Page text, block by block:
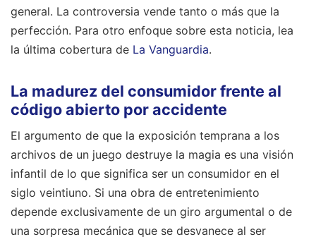
general. La controversia vende tanto o más que la
perfección. Para otro enfoque sobre esta noticia, lea
la última cobertura de La Vanguardia.
La madurez del consumidor frente al
código abierto por accidente
El argumento de que la exposición temprana a los
archivos de un juego destruye la magia es una visión
infantil de lo que significa ser un consumidor en el
siglo veintiuno. Si una obra de entretenimiento
depende exclusivamente de un giro argumental o de
una sorpresa mecánica que se desvanece al ser